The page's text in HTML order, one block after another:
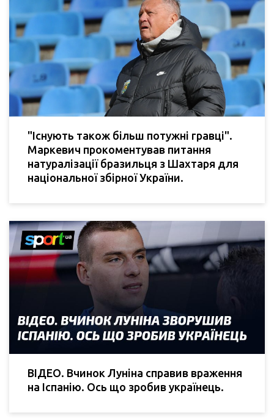
"Існують також більш потужні гравці".
Маркевич прокоментував питання
натуралізації бразильця з Шахтаря для
національної збірної України.
ВІДЕО. Вчинок Луніна справив враження
на Іспанію. Ось що зробив українець.